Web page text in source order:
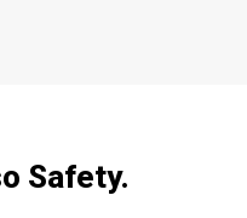
Safety.